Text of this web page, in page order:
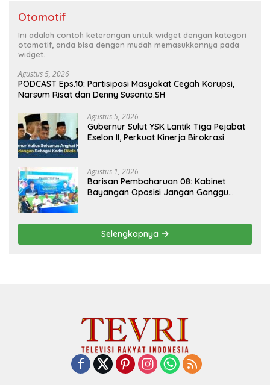
Otomotif
Ini adalah contoh keterangan untuk widget dengan kategori
otomotif, anda bisa dengan mudah memasukkannya pada
widget.
Agustus 5, 2026
PODCAST Eps.10: Partisipasi Masyakat Cegah Korupsi,
Narsum Risat dan Denny Susanto.SH
Agustus 5, 2026
Gubernur Sulut YSK Lantik Tiga Pejabat
Eselon II, Perkuat Kinerja Birokrasi
Agustus 1, 2026
Barisan Pembaharuan 08: Kabinet
Bayangan Oposisi Jangan Ganggu
Selengkapnya